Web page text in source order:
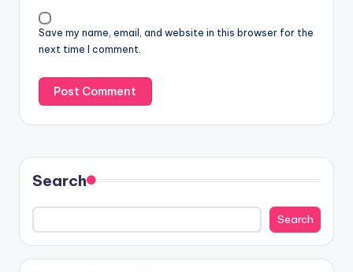
Save my name, email, and website in this browser for the
next time I comment.
Search
Search